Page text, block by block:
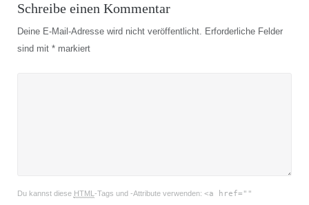
Schreibe einen Kommentar
Deine E-Mail-Adresse wird nicht veröffentlicht. Erforderliche Felder
sind mit *markiert
Du kannst diese HTML -Tags und -Attribute verwenden: <a href=""